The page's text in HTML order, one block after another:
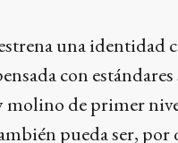
una identidad
con
molino de primer
pueda ser, por